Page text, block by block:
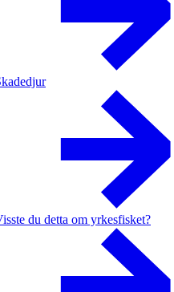
du detta om yrkesfisket?